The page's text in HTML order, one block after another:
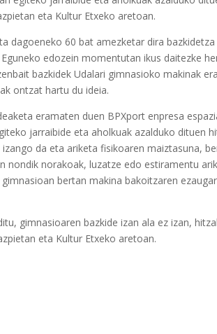
eta Kultur Etxeko aretoan.
dagoeneko 60 bat amezketar dira
edozein momentutan ikus daitezke
bazkidek Udalari gimnasioko makinak
ontzat hartu du ideia.
eramaten duen BPXport enpresa
jarraibide eta aholkuak azalduko dituen
da eta ariketa fisikoaren maiztasuna,
nondik norakoak, luzatze edo estiramentu
bertan makina bakoitzaren
gimnasioaren bazkide izan ala ez izan,
eta Kultur Etxeko aretoan.